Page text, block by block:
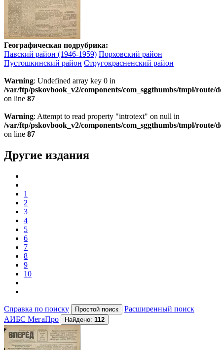
Географическая подрубрика:
Павский район (1946-1959) Порховский район
Пустошкинский район Стругокрасненский район
Warning: Undefined array key 0 in
/var/ftp/pskovbook_v2/components/com_sggthumbs/tmpl/route/
on line 87
Warning: Attempt to read property "introtext" on null in
/var/ftp/pskovbook_v2/components/com_sggthumbs/tmpl/route/
on line 87
Другие издания
1
2
3
4
5
6
7
8
9
10
Справка по поиску
Расширенный поиск
АИБС МегаПро
Найдено: 112